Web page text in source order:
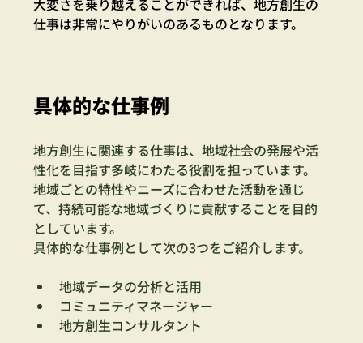
大変さを乗り越えることができれば、地方創生の
仕事は非常にやりがいのあるものとなります。
具体的な仕事例
地方創生に関連する仕事は、地域社会の発展や活
性化を目指す多岐にわたる役割を担っています。
地域ごとの特性やニーズに合わせた活動を通じ
て、持続可能な地域づくりに貢献することを目的
としています。
具体的な仕事例として次の3つをご紹介します。
地域データの分析と活用
コミュニティマネージャー
地方創生コンサルタント